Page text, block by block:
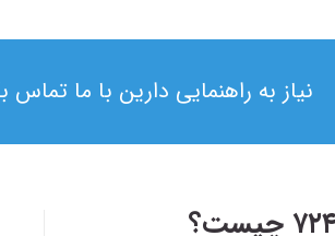
نیاز به راهنمایی دارین با ما تماس